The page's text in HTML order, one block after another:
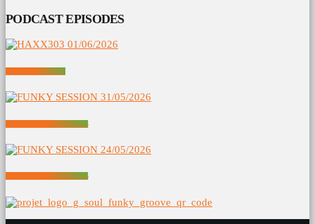
PODCAST EPISODES
HAXX303 01/06/2026
FUNKY SESSION 31/05/2026
FUNKY SESSION 24/05/2026